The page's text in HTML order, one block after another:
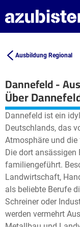
Ausbildung Regional
Dannefeld -
+
−
Über
Dannefeld ist ein
Deutschlands, das
Atmosphäre und
Die dort ansässigen
familiengeführt.
Landwirtschaft,
als beliebte Berufe
Schreiner oder
werden vermehrt